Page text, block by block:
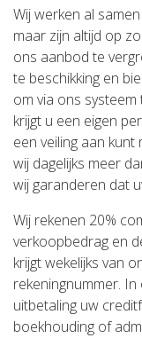
Wij werken al
maar zijn altijd op
ons aanbod te
te beschikking en
om via ons systeem
krijgt u een eigen
een veiling aan
wij dagelijks meer
wij garanderen dat
Wij rekenen 20%
verkoopbedrag en
krijgt wekelijks van
rekeningnummer.
uitbetaling uw
boekhouding of